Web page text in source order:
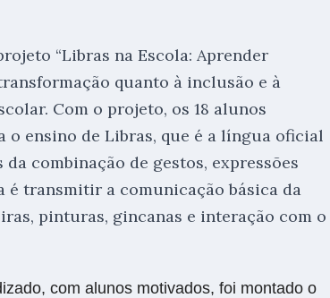
“Libras na Escola: Aprender
quanto à inclusão e à
Com o projeto, os 18 alunos
o ensino de Libras, que é a língua oficial
combinação de gestos, expressões
é transmitir a comunicação básica da
pinturas, gincanas e interação com o
com alunos motivados, foi montado o